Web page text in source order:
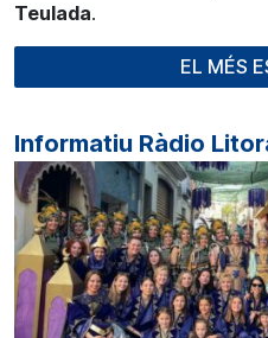
Teulada.
EL MÉS
Informatiu Ràdio